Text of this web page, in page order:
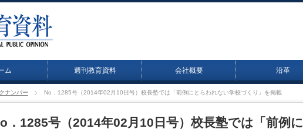
ム 週刊教育資料 会社概要 沿革
ナンバー No．1285号（2014年02月10日号）校長塾では「前例にとらわれない学校づくり」を掲載
．1285号（2014年02月10日号）校長塾では「前例に